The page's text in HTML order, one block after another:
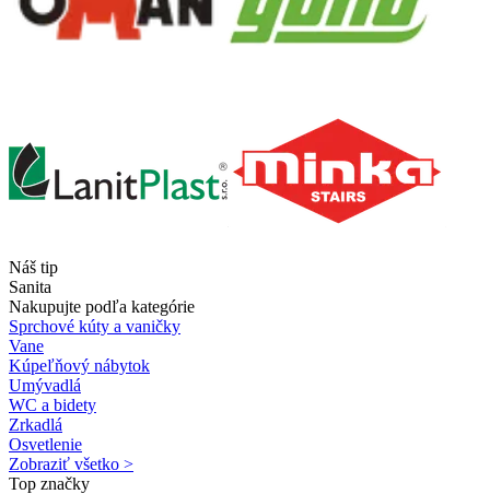
Náš tip
Sanita
Nakupujte podľa kategórie
Sprchové kúty a vaničky
Vane
Kúpeľňový nábytok
Umývadlá
WC a bidety
Zrkadlá
Osvetlenie
Zobraziť všetko >
Top značky